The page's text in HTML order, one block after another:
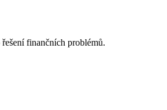
finančních problémů.